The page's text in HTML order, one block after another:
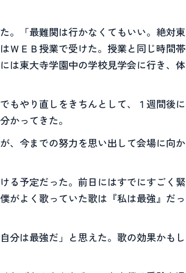
。「最難関は行かなくてもいい。絶対東
ＷＥＢ授業で受けた。授業と同じ時間帯
は東大寺学園中の学校見学会に行き、体
もやり直しをきちんとして、１週間後に
かってきた。
、今までの努力を思い出して会場に向か
る予定だった。前日にはすでにすごく緊
がよく歌っていた歌は『私は最強』だっ
分は最強だ」と思えた。歌の効果かもし